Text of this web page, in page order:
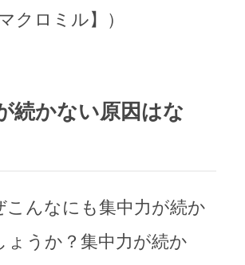
クロミル】）
続かない原因はな
こんなにも集中力が続か
ょうか？集中力が続か